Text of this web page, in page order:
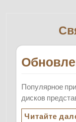
Популярное
дисков
Читайте